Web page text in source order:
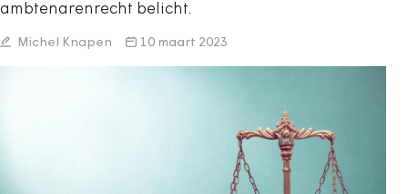
ambtenarenrecht belicht.
Michel Knapen 10 maart 2023